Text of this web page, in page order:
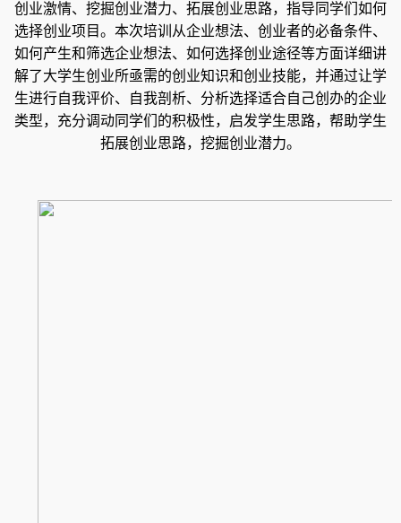
创业激情、挖掘创业潜力、拓展创业思路，指导同学们如何
选择创业项目。本次培训从企业想法、创业者的必备条件、
如何产生和筛选企业想法、如何选择创业途径等方面详细讲
解了大学生创业所亟需的创业知识和创业技能，并通过让学
生进行自我评价、自我剖析、分析选择适合自己创办的企业
类型，充分调动同学们的积极性，启发学生思路，帮助学生
拓展创业思路，挖掘创业潜力。